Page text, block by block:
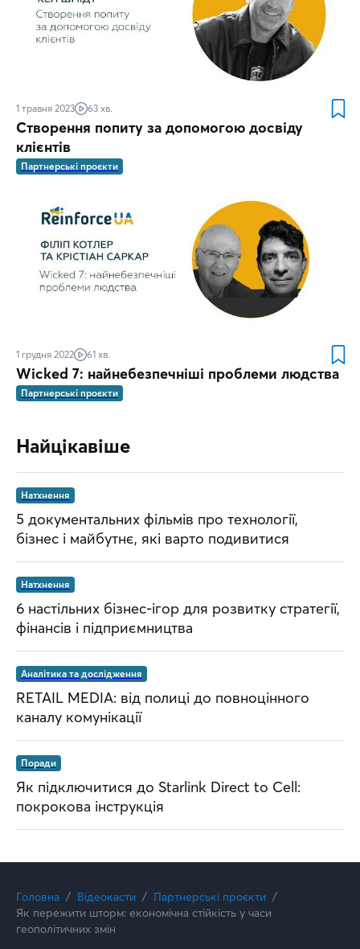
1 травня 2023 63 хв.
Створення попиту за допомогою досвіду
клієнтів
Партнерські проєкти
1 грудня 2022 61 хв.
Wicked 7: найнебезпечніші проблеми людства
Партнерські проєкти
Найцікавіше
Натхнення
5 документальних фільмів про технології,
бізнес і майбутнє, які варто подивитися
Натхнення
6 настільних бізнес-ігор для розвитку стратегії,
фінансів і підприємництва
Аналітика та дослідження
RETAIL MEDIA: від полиці до повноцінного
каналу комунікації
Поради
Як підключитися до Starlink Direct to Cell:
покрокова інструкція
Головна Відеокасти
Партнерські проєкти
Як пережити шторм: економічна стійкість у часи
геополітичних змін